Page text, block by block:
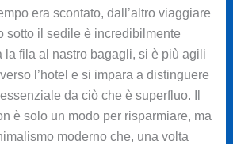
era scontato, dall’altro viaggiare
sotto il sedile è incredibilmente
la fila al nastro bagagli, si è più agili
l’hotel e si impara a distinguere
da ciò che è superfluo. Il
è solo un modo per risparmiare, ma
moderno che, una volta